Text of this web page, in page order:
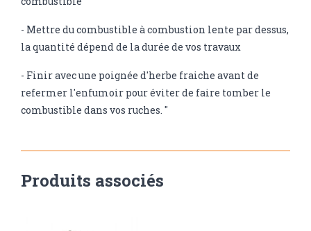
- Mettre du combustible à combustion lente par dessus,
la quantité dépend de la durée de vos travaux
- Finir avec une poignée d'herbe fraiche avant de
refermer l'enfumoir pour éviter de faire tomber le
combustible dans vos ruches. "
Produits associés